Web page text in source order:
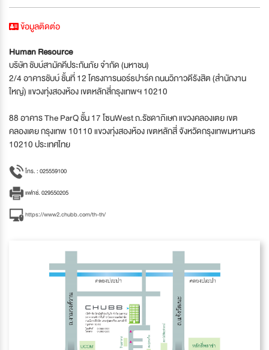
ข้อมูลติดต่อ
Human Resource
บริษัท ชับบ์สามัคคีประกันภัย จำกัด (มหาชน)
2/4 อาคารชับบ์ ชั้นที่ 12 โครงการนอร์ธปาร์ค ถนนวิภาวดีรังสิต (สำนักงาน
ใหญ่) แขวงทุ่งสองห้อง เขตหลักสี่กรุงเทพฯ 10210
88 อาคาร The ParQ ชั้น 17 โซนWest ถ.รัชดาภิเษก แขวงคลองเตย เขต
คลองเตย กรุงเทพ 10110 แขวงทุ่งสองห้อง เขตหลักสี่ จังหวัดกรุงเทพมหานคร
10210 ประเทศไทย
โทร. : 025559100
แฟกซ์. 029550205
https://www2.chubb.com/th-th/